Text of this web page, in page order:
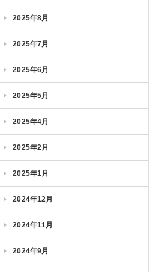
2025年8月
2025年7月
2025年6月
2025年5月
2025年4月
2025年2月
2025年1月
2024年12月
2024年11月
2024年9月